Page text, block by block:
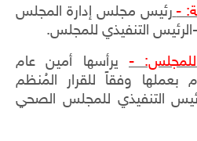
- رئيس مجلس إدارة المجلس
التنفيذي للمجلس.
للمجلس: - يرأسها أمين عام
بعملها وفقاً للقرار المُنظم
التنفيذي للمجلس الصحي